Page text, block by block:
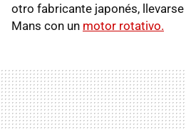
otro fabricante japonés,
Mans con un motor rotativo.